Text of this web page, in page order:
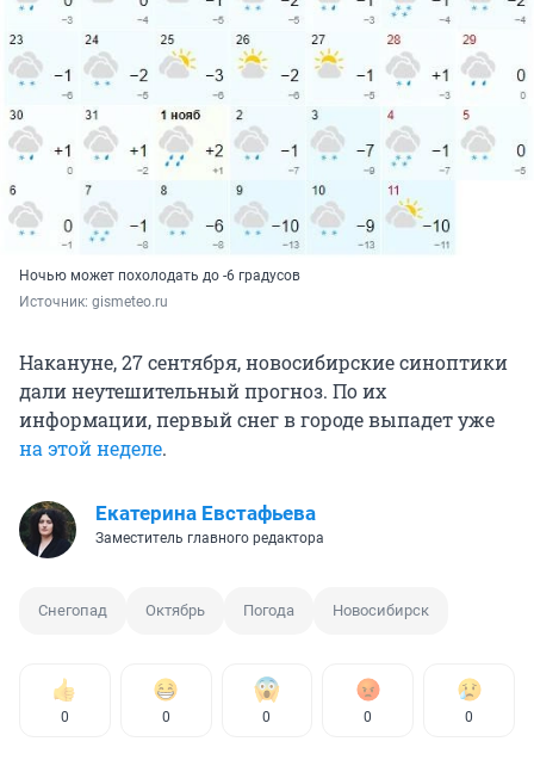
Ночью может похолодать до -6 градусов
Источник: gismeteo.ru
Накануне, 27 сентября, новосибирские синоптики
дали неутешительный прогноз. По их
информации, первый снег в городе выпадет уже
на этой неделе.
Екатерина Евстафьева
Заместитель главного редактора
Снегопад Октябрь Погода Новосибирск
0 0 0 0 0